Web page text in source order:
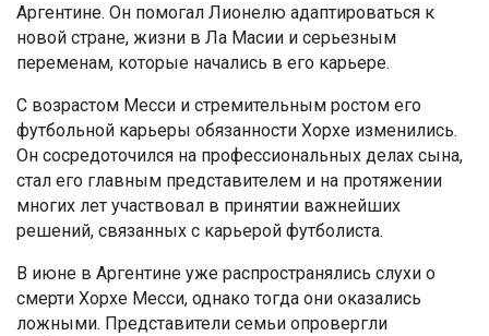
Аргентине. Он помогал Лионелю адаптироваться к
новой стране, жизни в Ла Масии и серьезным
переменам, которые начались в его карьере.
С возрастом Месси и стремительным ростом его
футбольной карьеры обязанности Хорхе изменились.
Он сосредоточился на профессиональных делах сына,
стал его главным представителем и на протяжении
многих лет участвовал в принятии важнейших
решений, связанных с карьерой футболиста.
В июне в Аргентине уже распространялись слухи о
смерти Хорхе Месси, однако тогда они оказались
ложными. Представители семьи опровергли